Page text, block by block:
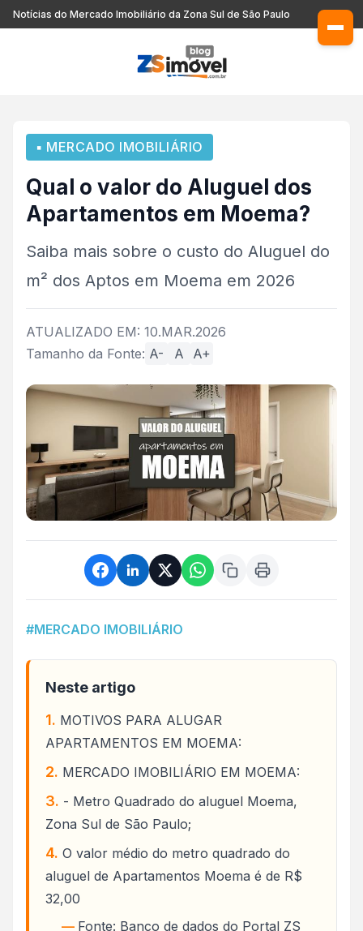
Notícias do Mercado Imobiliário da Zona Sul de São Paulo
▪ MERCADO IMOBILIÁRIO
Qual o valor do Aluguel dos
Apartamentos em Moema?
Saiba mais sobre o custo do Aluguel do
m² dos Aptos em Moema em 2026
ATUALIZADO EM: 10.MAR.2026
Tamanho da Fonte: A- A A+
#MERCADO IMOBILIÁRIO
Neste artigo
MOTIVOS PARA ALUGAR
APARTAMENTOS EM MOEMA:
MERCADO IMOBILIÁRIO EM MOEMA:
- Metro Quadrado do aluguel Moema,
Zona Sul de São Paulo;
O valor médio do metro quadrado do
aluguel de Apartamentos Moema é de R$
32,00
Fonte: Banco de dados do Portal ZS